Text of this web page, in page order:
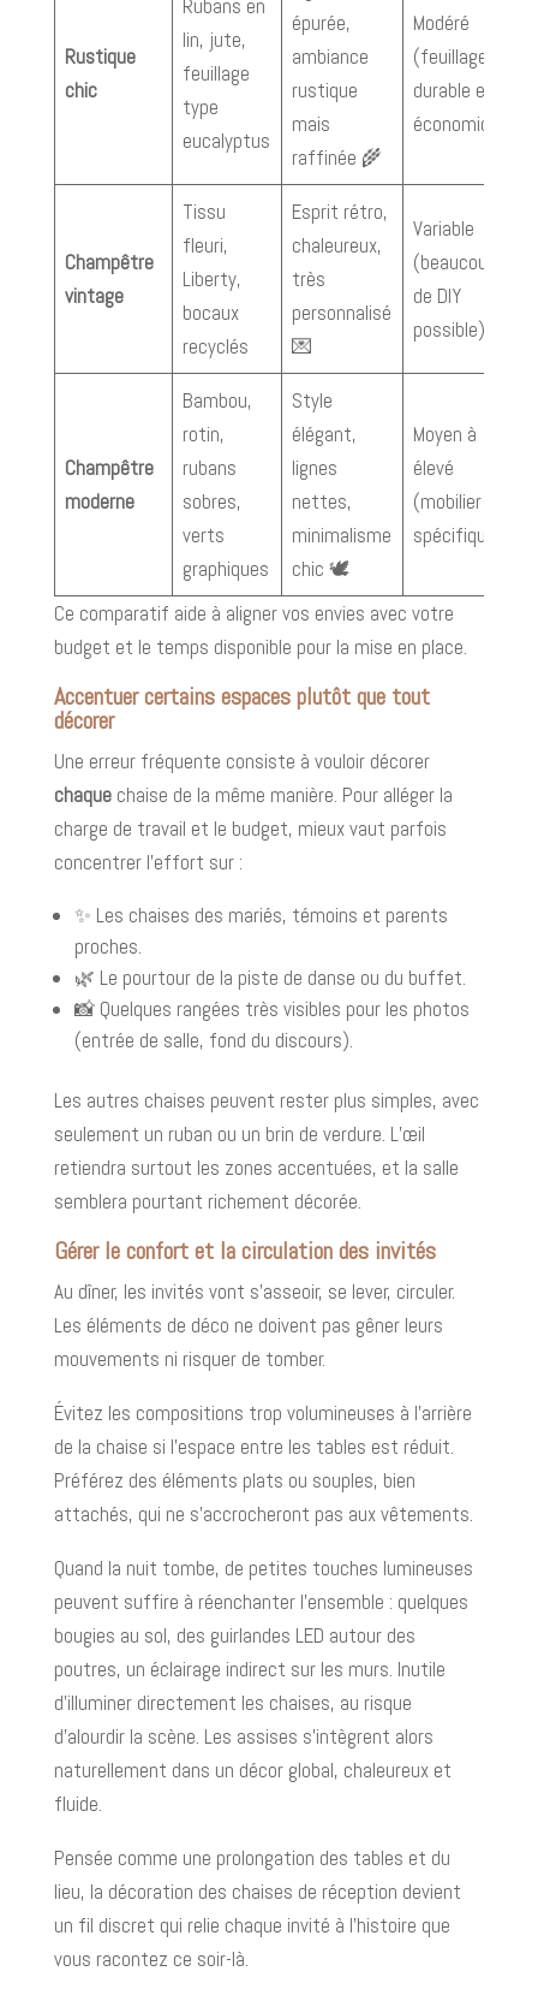
Rustique
chic
Rubans en
lin, jute,
feuillage
type
eucalyptus
épurée,
ambiance
rustique
mais
raffinée 🌾
Modéré
(feuillage
durable et
économique)
Champêtre
vintage
Tissu
fleuri,
Liberty,
bocaux
recyclés
Esprit rétro,
chaleureux,
très
personnalisé
💌
Variable
(beaucoup
de DIY
possible)
Champêtre
moderne
Bambou,
rotin,
rubans
sobres,
verts
graphiques
Style
élégant,
lignes
nettes,
minimalisme
chic 🕊️
Moyen à
élevé
(mobilier
spécifique)
Ce comparatif aide à aligner vos envies avec votre
budget et le temps disponible pour la mise en place.
Accentuer certains espaces plutôt que tout
décorer
Une erreur fréquente consiste à vouloir décorer
chaquechaise de la même manière. Pour alléger la
charge de travail et le budget, mieux vaut parfois
concentrer l’effort sur :
✨ Les chaises des mariés, témoins et parents
proches.
🌿 Le pourtour de la piste de danse ou du buffet.
📸 Quelques rangées très visibles pour les photos
(entrée de salle, fond du discours).
Les autres chaises peuvent rester plus simples, avec
seulement un ruban ou un brin de verdure. L’œil
retiendra surtout les zones accentuées, et la salle
semblera pourtant richement décorée.
Gérer le confort et la circulation des invités
Au dîner, les invités vont s’asseoir, se lever, circuler.
Les éléments de déco ne doivent pas gêner leurs
mouvements ni risquer de tomber.
Évitez les compositions trop volumineuses à l’arrière
de la chaise si l’espace entre les tables est réduit.
Préférez des éléments plats ou souples, bien
attachés, qui ne s’accrocheront pas aux vêtements.
Quand la nuit tombe, de petites touches lumineuses
peuvent suffire à réenchanter l’ensemble : quelques
bougies au sol, des guirlandes LED autour des
poutres, un éclairage indirect sur les murs. Inutile
d’illuminer directement les chaises, au risque
d’alourdir la scène. Les assises s’intègrent alors
naturellement dans un décor global, chaleureux et
fluide.
Pensée comme une prolongation des tables et du
lieu, la décoration des chaises de réception devient
un fil discret qui relie chaque invité à l’histoire que
vous racontez ce soir-là.